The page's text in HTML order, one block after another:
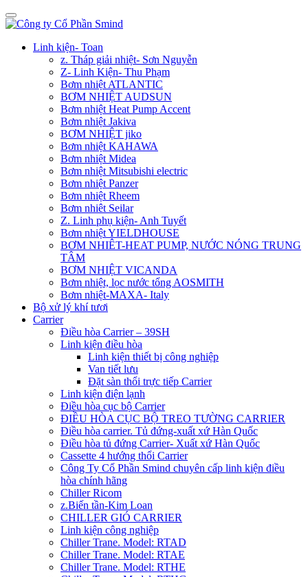
Linh kiện- Toan
z. Tháp giải nhiệt- Sơn Nguyễn
Z- Linh Kiện- Thu Phạm
Bơm nhiệt ATLANTIC
BƠM NHIỆT AUDSUN
Bơm nhiệt Heat Pump Accent
Bơm nhiệt Jakiva
BƠM NHIỆT jiko
Bơm nhiệt KAHAWA
Bơm nhiệt Midea
Bơm nhiệt Mitsubishi electric
Bơm nhiệt Panzer
Bơm nhiệt Rheem
Bơm nhiêt Seilar
Z. Linh phụ kiện- Anh Tuyết
Bơm nhiệt YIELDHOUSE
BƠM NHIÊT-HEAT PUMP, NƯỚC NÓNG TRUNG
TÂM
BƠM NHIỆT VICANDA
Bơm nhiệt, lọc nước tổng AOSMITH
Bơm nhiệt-MAXA- Italy
Bộ xử lý khí tươi
Carrier
Điều hòa Carrier – 39SH
Linh kiện điều hòa
Linh kiện thiết bị công nghiệp
Van tiết lưu
Đặt sàn thổi trực tiếp Carrier
Linh kiện điện lạnh
Điều hòa cục bộ Carrier
ĐIỀU HÒA CỤC BỘ TREO TƯỜNG CARRIER
Điều hòa carrier. Tủ đứng-xuất xứ Hàn Quốc
Điều hòa tủ đứng Carrier- Xuất xứ Hàn Quốc
Cassette 4 hướng thổi Carrier
Công Ty Cổ Phần Smind chuyên cấp linh kiện điều
hòa chính hãng
Chiller Ricom
z.Biến tần-Kim Loan
CHILLER GIÓ CARRIER
Linh kiện công nghiệp
Chiller Trane. Model: RTAD
Chiller Trane. Model: RTAE
Chiller Trane. Model: RTHE